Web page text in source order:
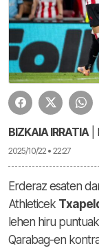
BIZKAIA IRRATIA|
2025/10/22 • 22:27
Erderaz esaten
Athleticek
lehen hiru
Qarabag-en